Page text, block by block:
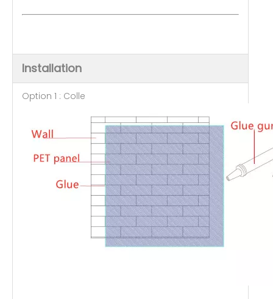
Installation
Option 1 : Colle